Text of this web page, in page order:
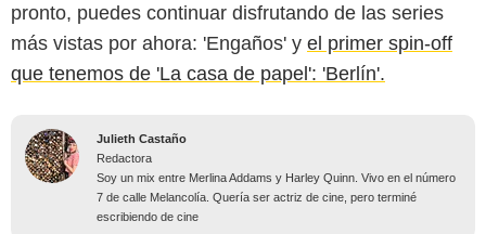
pronto, puedes continuar disfrutando de las series
más vistas por ahora: 'Engaños' y el primer spin-off
que tenemos de 'La casa de papel': 'Berlín'.
Julieth Castaño
Redactora
Soy un mix entre Merlina Addams y Harley Quinn. Vivo en el número
7 de calle Melancolía. Quería ser actriz de cine, pero terminé
escribiendo de cine